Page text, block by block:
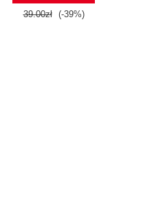
39.00zł (-39%)